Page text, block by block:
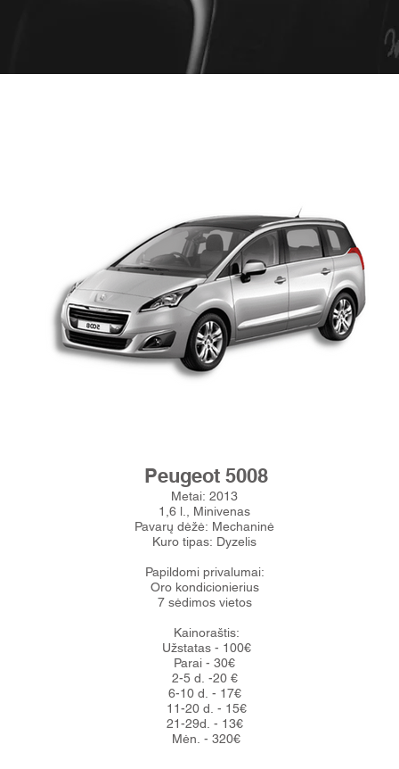
Peugeot 5008
Metai: 2013
1,6 l., Minivenas
Pavarų dėžė: Mechaninė
Kuro tipas: Dyzelis
Papildomi privalumai:
Oro kondicionierius
7 sėdimos vietos
Kainoraštis:
Užstatas - 100€
Parai - 30€
2-5 d. -20 €
6-10 d. - 17€
11-20 d. - 15€
21-29d. - 13€
Mėn. - 320€